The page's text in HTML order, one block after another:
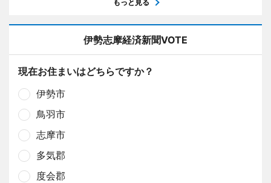
もっと見る
伊勢志摩経済新聞VOTE
現在お住まいはどちらですか？
伊勢市
鳥羽市
志摩市
多気郡
度会郡